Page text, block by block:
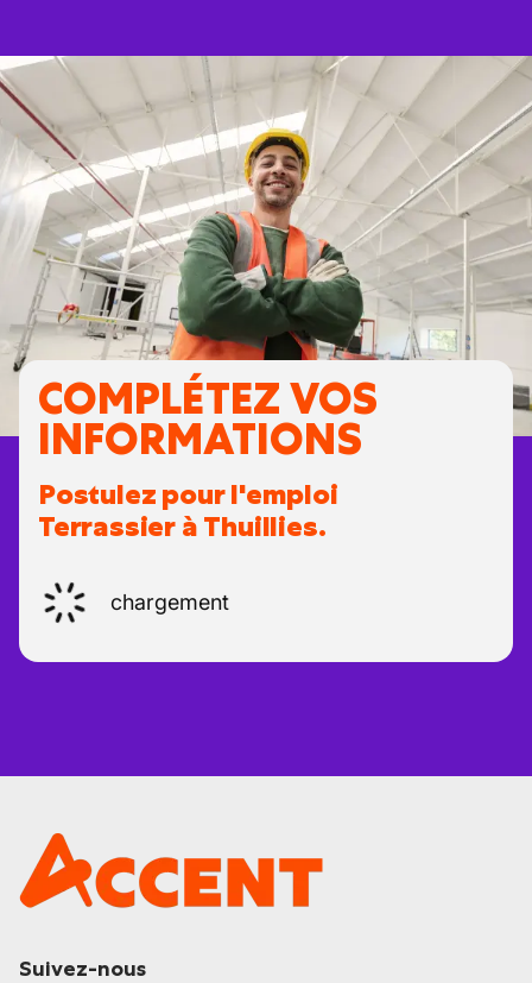
COMPLÉTEZ VOS
INFORMATIONS
Postulez pour l'emploi
Terrassier à Thuillies.
chargement
Suivez-nous